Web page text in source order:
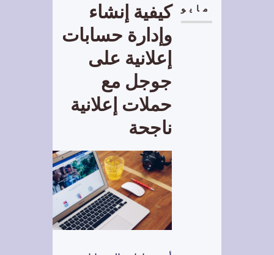
مايو
كيفية إنشاء
وإدارة حسابات
إعلانية على
جوجل مع
حملات إعلانية
ناجحة